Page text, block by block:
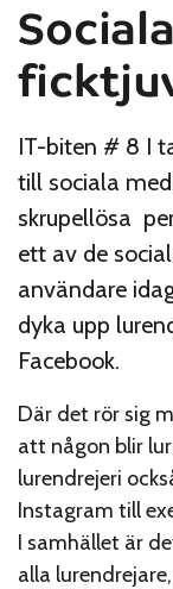
IT-biten # 8 I
till sociala
skrupellösa
ett av de
användare
dyka upp
Facebook.
Där det rör sig
att någon blir
lurendrejeri
Instagram till
I samhället är
alla